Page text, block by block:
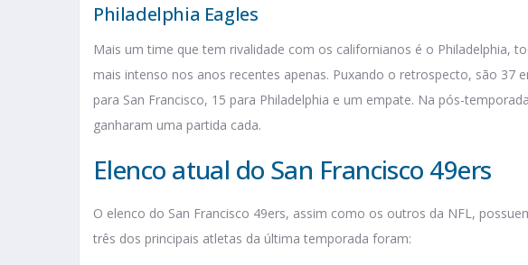
Philadelphia Eagles
Mais um time que tem rivalidade com os californianos é o Philadelphia,
mais intenso nos anos recentes apenas. Puxando o retrospecto, são 37
para San Francisco, 15 para Philadelphia e um empate. Na pós-
ganharam uma partida cada.
Elenco atual do San Francisco 49ers
O elenco do San Francisco 49ers, assim como os outros da NFL,
três dos principais atletas da última temporada foram: